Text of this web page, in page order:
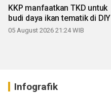
KKP manfaatkan TKD untuk
budi daya ikan tematik di DIY
05 August 2026 21:24 WIB
Infografik